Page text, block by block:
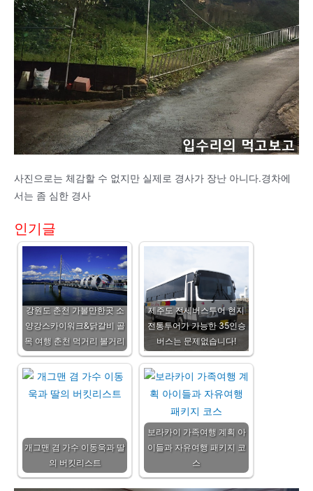
사진으로는 체감할 수 없지만 실제로 경사가 장난 아니다.경차에
서는 좀 심한 경사
인기글
강원도 춘천 가볼만한곳 소
양강스카이워크&닭갈비 골
목 여행 춘천 먹거리 볼거리
제주도 전세버스투어 현지
전통투어가 가능한 35인승
버스는 문제없습니다!
개그맨 겸 가수 이동욱과 딸
의 버킷리스트
보라카이 가족여행 계획 아
이들과 자유여행 패키지 코
스